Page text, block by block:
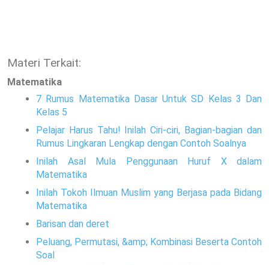
Materi Terkait:
Matematika
7 Rumus Matematika Dasar Untuk SD Kelas 3 Dan
Kelas 5
Pelajar Harus Tahu! Inilah Ciri-ciri, Bagian-bagian dan
Rumus Lingkaran Lengkap dengan Contoh Soalnya
Inilah Asal Mula Penggunaan Huruf X dalam
Matematika
Inilah Tokoh Ilmuan Muslim yang Berjasa pada Bidang
Matematika
Barisan dan deret
Peluang, Permutasi, &amp; Kombinasi Beserta Contoh
Soal